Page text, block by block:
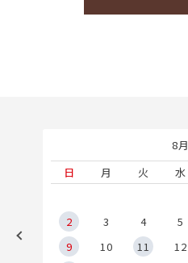
8月
日
月 火 水
2
3 4 5
9
10 11 12